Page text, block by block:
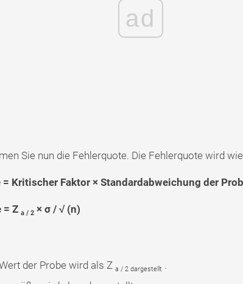
ad
Sie nun die Fehlerquote. Die Fehlerquote wird
= Kritischer Faktor × Standardabweichung der
= Z a / 2× σ / √ (n)
der Probe wird als Z a / 2 dargestellt .